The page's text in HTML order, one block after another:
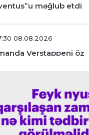
məğlub etdi
08.08.2026
Verstappeni öz
17:27 08.08.2026
Federasiyasının
təklifinə cavab